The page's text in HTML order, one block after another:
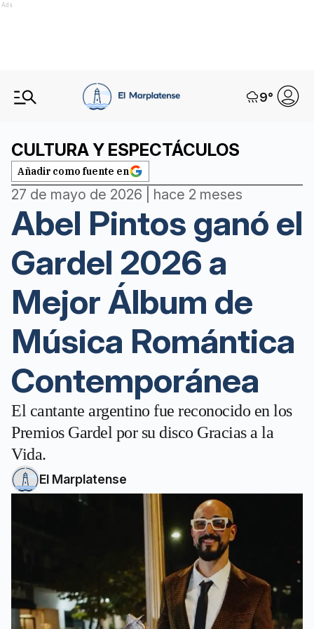
Ads
9°
CULTURA Y ESPECTÁCULOS
Añadir como fuente en
27 de mayo de 2026 | hace 2 meses
Abel Pintos ganó el
Gardel 2026 a
Mejor Álbum de
Música Romántica
Contemporánea
El cantante argentino fue reconocido en los
Premios Gardel por su disco Gracias a la
Vida.
El Marplatense